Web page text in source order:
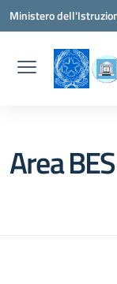
Vai ai contenuti
Vai al menu di
Vai al footer
Ministero
Area